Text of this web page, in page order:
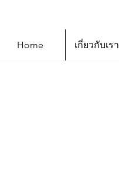
Home เกี่ยวกับเรา